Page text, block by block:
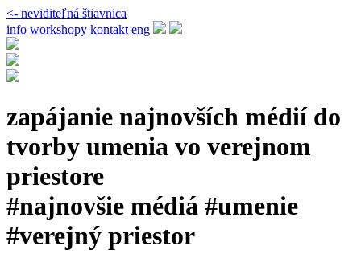
<- neviditeľná štiavnica
info workshopy kontakt eng
zapájanie najnovších médií do
tvorby umenia vo verejnom
priestore
#najnovšie médiá #umenie
#verejný priestor